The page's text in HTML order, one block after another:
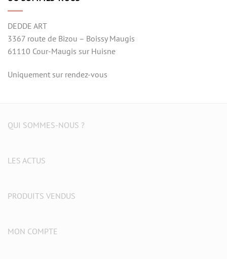
DEDDE ART
3367 route de Bizou – Boissy Maugis
61110 Cour-Maugis sur Huisne
Uniquement sur rendez-vous
QUI SOMMES-NOUS ?
LES ACTUS
PRODUITS VENDUS
MON COMPTE